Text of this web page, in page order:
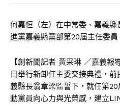
何嘉恒（左）在中常委、嘉義
進黨嘉義縣黨部第20屆主任委員
【創新聞記者 黃采琳 ／嘉義報
日舉行新卸任主委交接典禮，
義縣長翁章梁監誓下，就任第
動黨員向心力與光榮感，建立